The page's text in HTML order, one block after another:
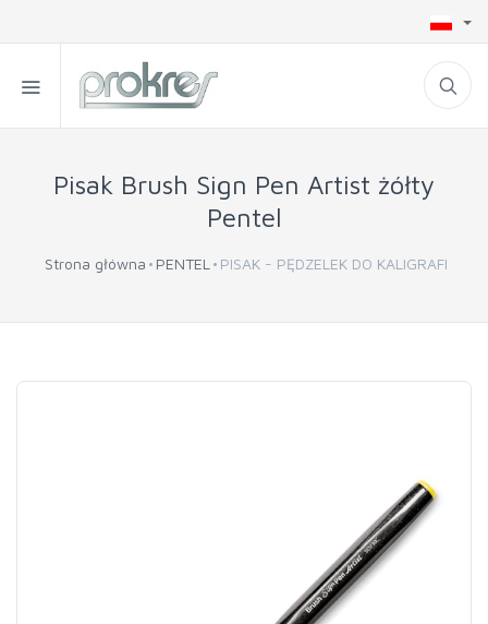
Pisak Brush Sign Pen Artist żółty
Pentel
Strona główna PENTEL PISAK - PĘDZELEK DO KALIGRAFI